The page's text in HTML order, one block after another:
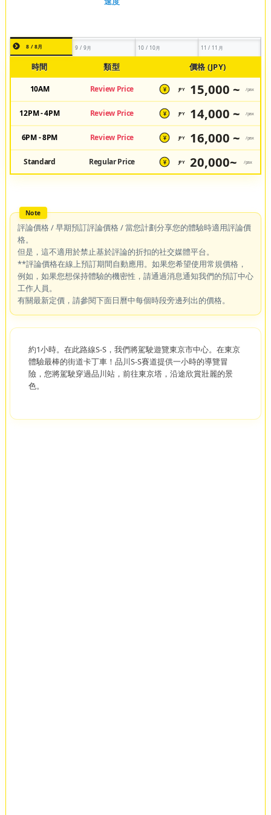
8 / 8月 9 / 9月 10 / 10月 11 / 11月
時間 類型 價格 (JPY)
10AM Review Price ¥ JPY 15,000 ~ /pax
12PM - 4PM Review Price ¥ JPY 14,000 ~ /pax
6PM - 8PM Review Price ¥ JPY 16,000 ~ /pax
Standard Regular Price ¥ JPY 20,000~ /pax
評論價格 / 早期預訂評論價格 / 當您計劃分享您的體驗時適用評論價
格。
但是，這不適用於禁止基於評論的折扣的社交媒體平台。
**評論價格在線上預訂期間自動應用。如果您希望使用常規價格，
例如，如果您想保持體驗的機密性，請通過消息通知我們的預訂中心
工作人員。
有關最新定價，請參閱下面日曆中每個時段旁邊列出的價格。
約1小時。在此路線S-S，我們將駕駛遊覽東京市中心。在東京
體驗最棒的街道卡丁車！品川S-S賽道提供一小時的導覽冒
險，您將駕駛穿過品川站，前往東京塔，沿途欣賞壯麗的景
色。